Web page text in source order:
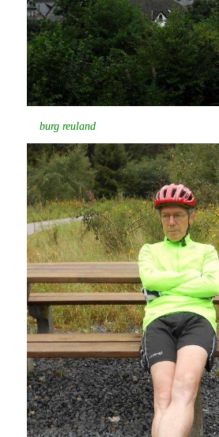
burg reuland